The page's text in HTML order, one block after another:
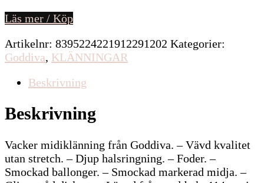
Läs mer / Köp
Artikelnr: 8395224221912291202 Kategorier:
Goddiva, KLÄNNINGAR
Beskrivning
Beskrivning
Vacker midiklänning från Goddiva. – Vävd kvalitet
utan stretch. – Djup halsringning. – Foder. –
Smockad ballonger. – Smockad markerad midja. –